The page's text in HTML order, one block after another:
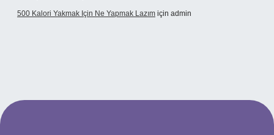
500 Kalori Yakmak Için Ne Yapmak Lazım için admin